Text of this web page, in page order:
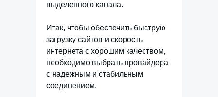
выделенного канала.
Итак, чтобы обеспечить быструю
загрузку сайтов и скорость
интернета с хорошим качеством,
необходимо выбрать провайдера
с надежным и стабильным
соединением.